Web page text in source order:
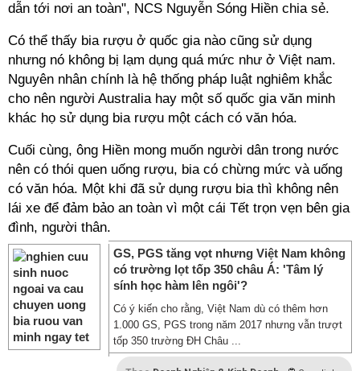
dẫn tới nơi an toàn", NCS Nguyễn Sóng Hiền chia sẻ.
Có thể thấy bia rượu ở quốc gia nào cũng sử dụng
nhưng nó không bị lạm dụng quá mức như ở Việt nam.
Nguyên nhân chính là hệ thống pháp luật nghiêm khắc
cho nên người Australia hay một số quốc gia văn minh
khác họ sử dụng bia rượu một cách có văn hóa.
Cuối cùng, ông Hiền mong muốn người dân trong nước
nên có thói quen uống rượu, bia có chừng mức và uống
có văn hóa. Một khi đã sử dụng rượu bia thì không nên
lái xe để đảm bảo an toàn vì một cái Tết trọn vẹn bên gia
đình, người thân.
GS, PGS tăng vọt nhưng Việt Nam không
có trường lọt tốp 350 châu Á: 'Tâm lý
sính học hàm lên ngôi'?
Có ý kiến cho rằng, Việt Nam dù có thêm hơn
1.000 GS, PGS trong năm 2017 nhưng vẫn trượt
tốp 350 trường ĐH Châu ...